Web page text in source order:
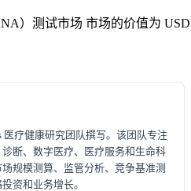
）测试市场 市场的价值为
医疗健康研究团队撰写。该团队专注
断、数字医疗、医疗服务和生命科
规模测算、监管分析、竞争基准测
资和业务增长。